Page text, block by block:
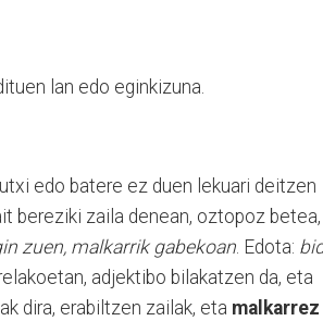
lan edo eginkizuna.
edo batere ez duen lekuari deitzen
bereziki zaila denean, oztopoz betea,
zuen, malkarrik gabekoan. Edota:
adjektibo bilakatzen da, eta
dira, erabiltzen zailak, eta malkarrez